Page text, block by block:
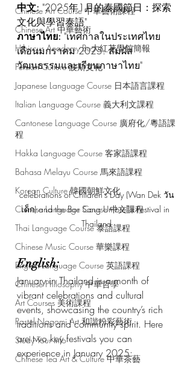
Chinese Art Course 中華藝術課程
Chinese Art 中華藝術
Hibiscus Academy Bu大紅花學館簡報
Persian Culture 波斯文化
Japanese Language Course 日本語言課程
Italian Language Course 義大利文課程
Cantonese Language Course 廣府化/粵語課
程
Hakka Language Course 客家語課程
Bahasa Melayu Course 馬來語課程
Korean Culture 韓國朝鮮文化
Chinese Language Course 中文課程
Thai Language Course 泰語課程
Chinese Music Course 華樂課程
English Language Course 英語課程
Chinese Philosophy 中華哲學
Art Courses 美術課程
Pastel Nagomi Art 和諧粉彩藝術
Study Tour Info
Chinese Tea Art & Culture 中華茶藝
中文: "2025年1月的泰國節日：探索
文化與學習泰語"
ภาษาไทย: "เทศกาลในประเทศไทย
เดือนมกราคม 2025: สัมผัส
วัฒนธรรมและเรียนภาษาไทย"
celebrations of Children’s Day (Wan Dek วัน
เด็ก) and the Bor Sang Umbrella Festival in
Thailand
English:
January in Thailand is a month of
vibrant celebrations and cultural
events, showcasing the country’s rich
traditions and community spirit. Here
are two key festivals you can
experience in January 2025: